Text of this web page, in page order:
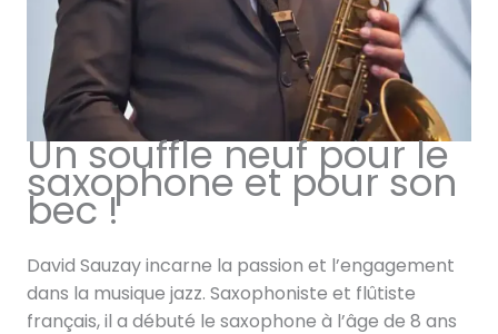
Un souffle neuf pour le
saxophone et pour son
bec !
David Sauzay incarne la passion et l’engagement
dans la musique jazz. Saxophoniste et flûtiste
français, il a débuté le saxophone à l’âge de 8 ans
€
à
0
€
0
€
2
9
0
€